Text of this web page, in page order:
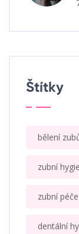
Štítky
bělení
zubní
zubní péče
dentální